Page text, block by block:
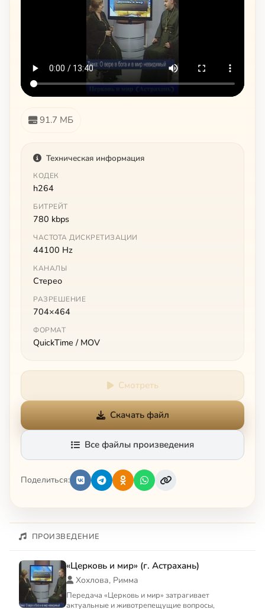
91.7 МБ
Техническая информация
КОДЕК
h264
БИТРЕЙТ
780 kbps
ЧАСТОТА ДИСКРЕТИЗАЦИИ
44100 Hz
КАНАЛЫ
Стерео
РАЗРЕШЕНИЕ
704×464
ФОРМАТ
QuickTime / MOV
Смотреть
Скачать файл
Все файлы произведения
Поделиться:
ПРОИЗВЕДЕНИЕ
«Церковь и мир» (г. Астрахань)
Хохлова, Римма
Передача «Церковь и мир» затрагивает
актуальные и животрепещущие вопросы,